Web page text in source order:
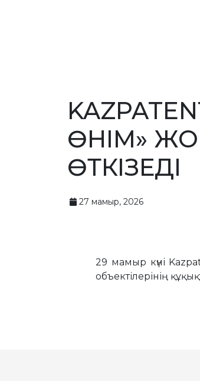
ӨНІМ»
ӨТКІЗЕДІ
27 мамыр, 2026
29 мамыр күні
объектілерінің